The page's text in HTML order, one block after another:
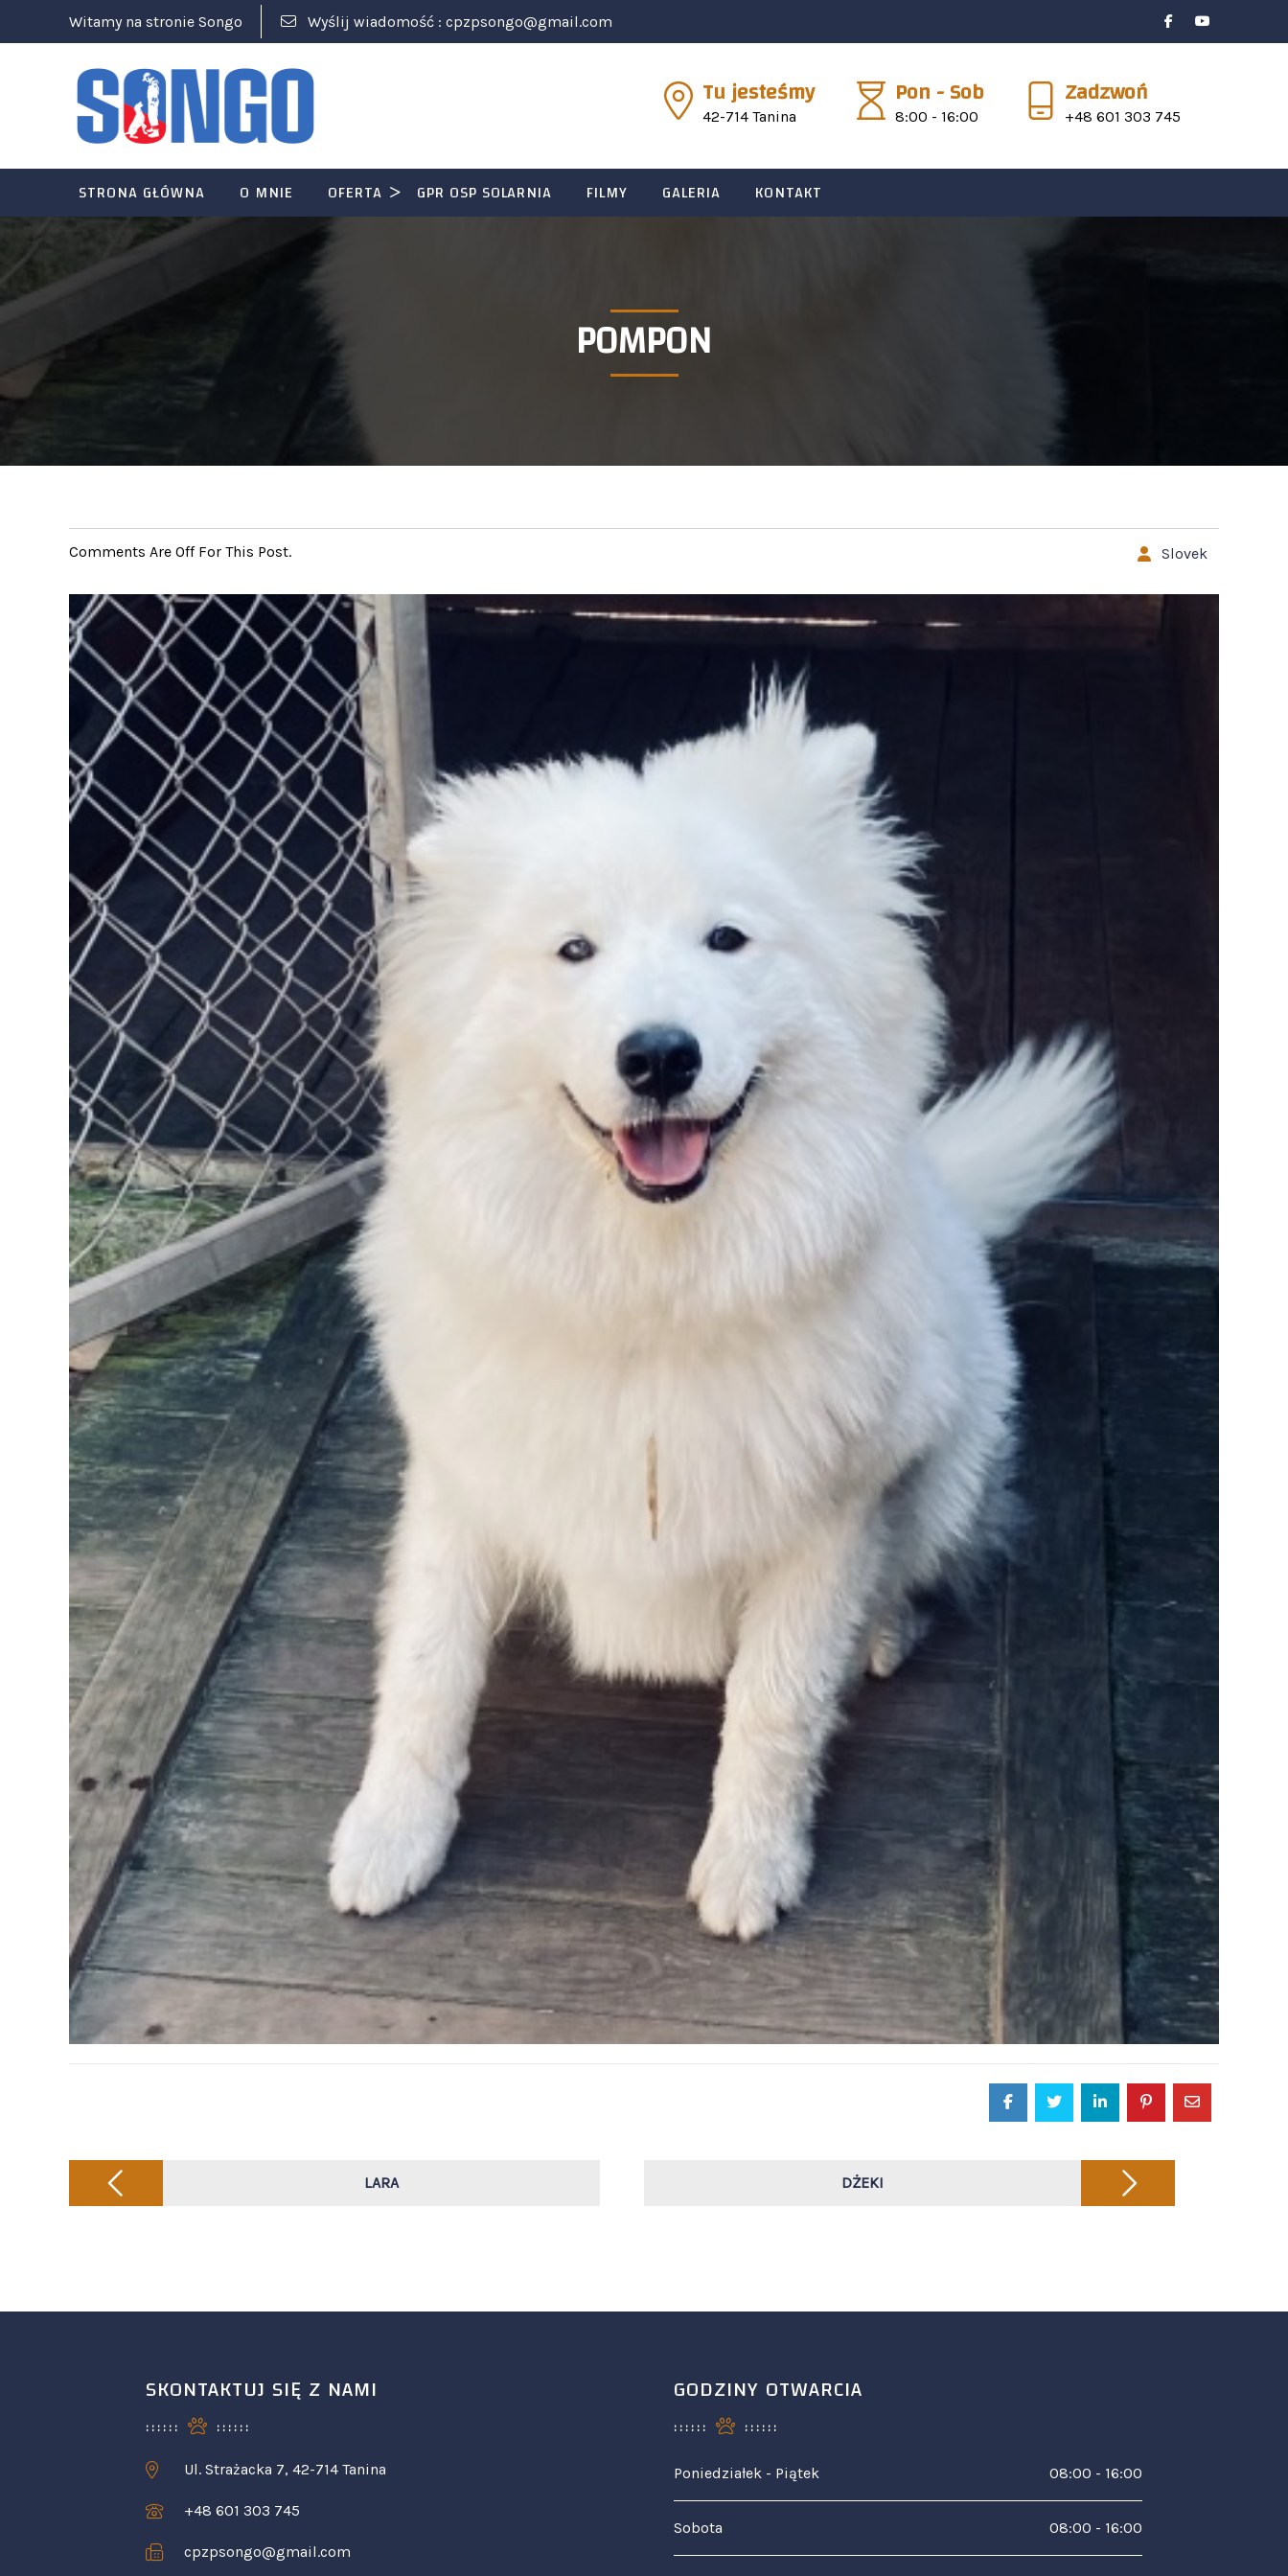
Witamy na stronie Songo Wyślij wiadomość : cpzpsongo@gmail.com
Tu jesteśmy
42-714 Tanina
Pon - Sob
8:00 - 16:00
Zadzwoń
+48 601 303 745
STRONA GŁÓWNA O MNIE OFERTA GPR OSP SOLARNIA FILMY GALERIA KONTAKT
POMPON
Slovek
Comments Are Off For This Post.
Post
navigation LARA DŻEKI
SKONTAKTUJ SIĘ Z NAMI
Ul. Strażacka 7, 42-714 Tanina
+48 601 303 745
cpzpsongo@gmail.com
GODZINY OTWARCIA
Poniedziałek - Piątek 08:00 - 16:00
Sobota 08:00 - 16:00